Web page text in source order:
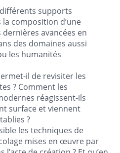
supports
composition d’une
avancées en
des domaines aussi
les humanités
il de revisiter les
? Comment les
réagissent-ils
surface et viennent
?
les techniques de
mises en œuvre par